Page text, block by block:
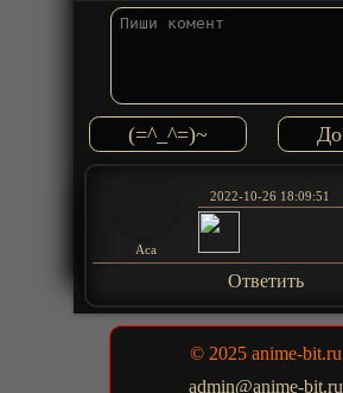
(=^_^=)~
Аса
2022-10-26 18:09:51
Ответить
© 2025 anime-bit.ru
admin@anime-bit.ru